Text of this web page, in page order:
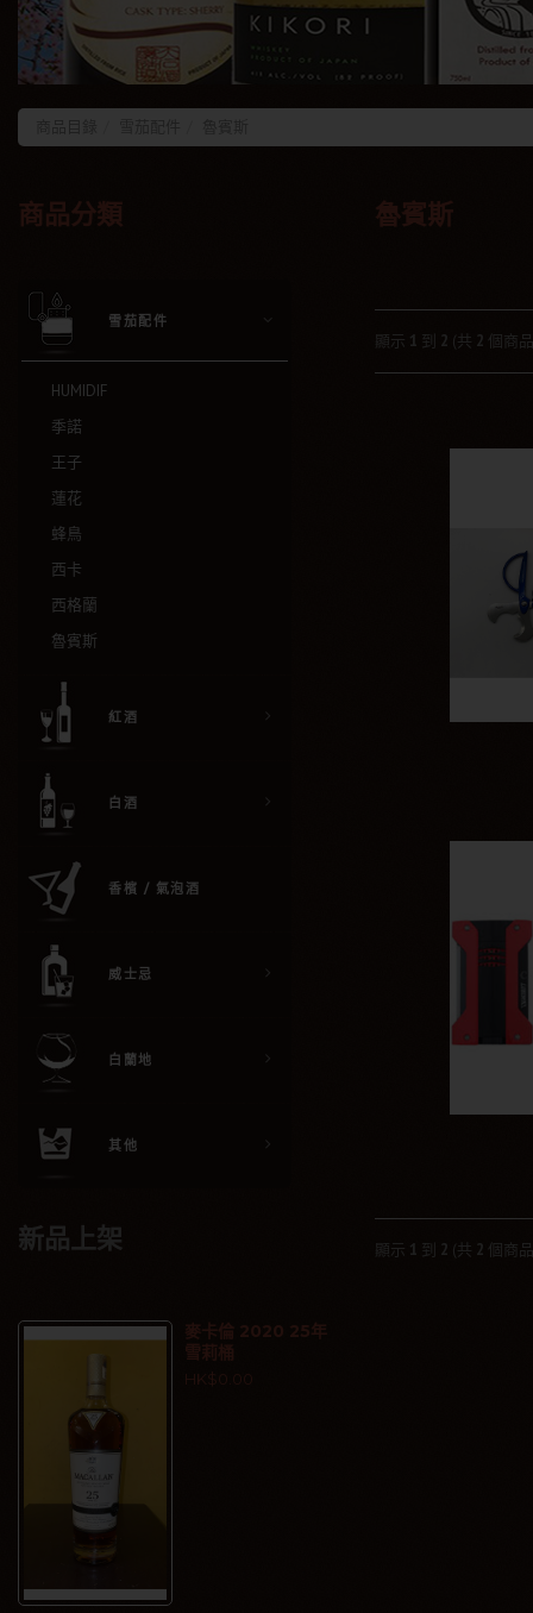
商品分類
雪茄配件
HUMIDIF
季諾
王子
蓮花
蜂鳥
西卡
西格蘭
魯賓斯
紅酒
白酒
香檳 / 氣泡酒
威士忌
白蘭地
其他
新品上架
麥卡倫 2020 25年
雪莉桶
HK$0.00
魯賓斯
顯示 1 到 2 (共 2 個商
顯示 1 到 2 (共 2 個商